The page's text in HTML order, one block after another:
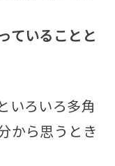
ていることと
いろいろ多角
から思うとき